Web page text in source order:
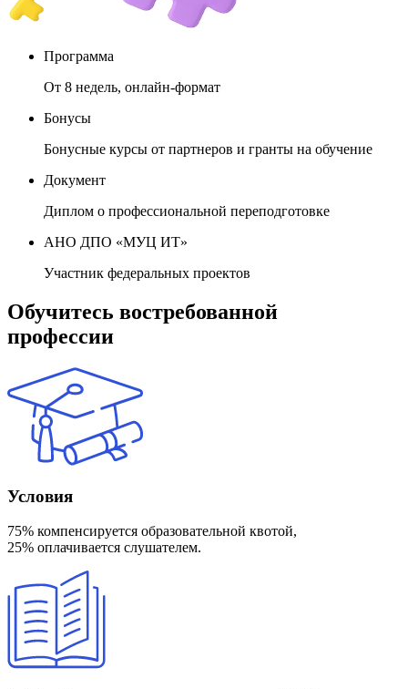
Программа
От 8 недель, онлайн-формат
Бонусы
Бонусные курсы от партнеров и гранты на обучение
Документ
Диплом о профессиональной переподготовке
АНО ДПО «МУЦ ИТ»
Участник федеральных проектов
Обучитесь востребованной
профессии
Условия
75% компенсируется образовательной квотой,
25% оплачивается слушателем.